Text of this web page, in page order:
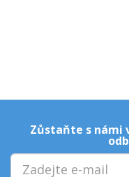
Zůstaňte s námi